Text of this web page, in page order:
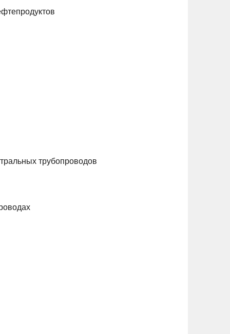
трубопроводов